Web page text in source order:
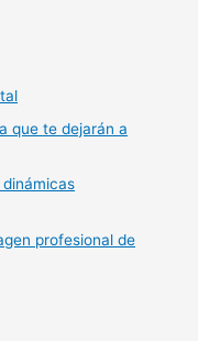
que te dejarán a
profesional de